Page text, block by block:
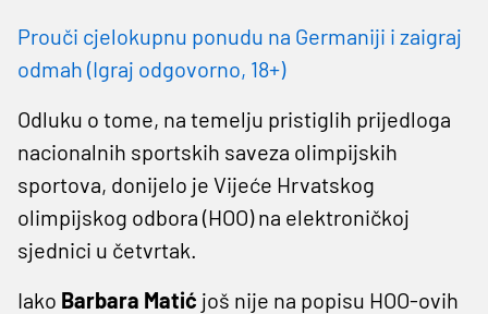
Prouči cjelokupnu ponudu na Germaniji i zaigraj
odmah (Igraj odgovorno, 18+)
Odluku o tome, na temelju pristiglih prijedloga
nacionalnih sportskih saveza olimpijskih
sportova, donijelo je Vijeće Hrvatskog
olimpijskog odbora (HOO) na elektroničkoj
sjednici u četvrtak.
Iako Barbara Matić još nije na popisu HOO-ovih